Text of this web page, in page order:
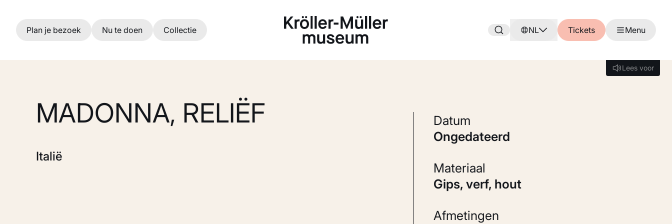
Ga naar hoofdinhoud
Plan je bezoek Nu te doen Collectie NL Tickets Menu
Lees voor
Lees voor
MADONNA, RELIËF
Italië
Datum
ongedateerd
Materiaal
Gips, verf, hout
Afmetingen